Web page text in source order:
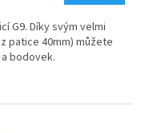
G9. Díky svým velmi
patice 40mm) můžete
bodovek.